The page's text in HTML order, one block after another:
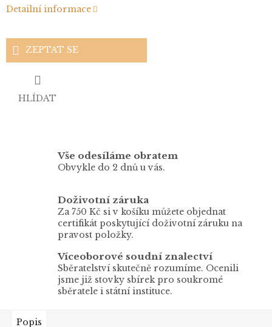
Detailní informace
ZEPTAT SE
HLÍDAT
Vše odesíláme obratem
Obvykle do 2 dnů u vás.
Doživotní záruka
Za 750 Kč si v košíku můžete objednat
certifikát poskytující doživotní záruku na
pravost položky.
Víceoborové soudní znalectví
Sběratelství skutečně rozumíme. Ocenili
jsme již stovky sbírek pro soukromé
sběratele i státní instituce.
Popis